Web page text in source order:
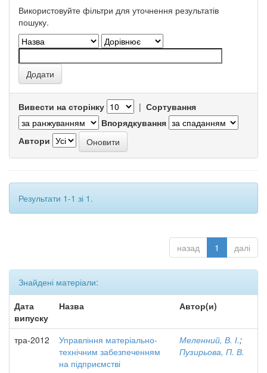
Використовуйте фільтри для уточнення результатів
пошуку.
Вивести на сторінку | Сортування
Впорядкування
Автори
Результати 1-1 зі 1.
назад 1 далі
Знайдені матеріали:
Дата
випуску
Назва Автор(и)
тра-2012
Управління матеріально-
технічним забезпеченням
на підприємстві
Меленний, В. І.;
Пузирьова, П. В.